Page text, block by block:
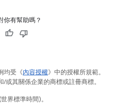
你有幫助嗎？
均受《內容授權》中的授權所規範。
其關係企業的商標或註冊商標。
界標準時間)。